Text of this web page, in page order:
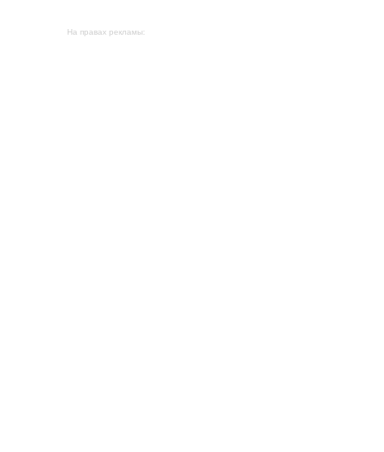
На правах рекламы: